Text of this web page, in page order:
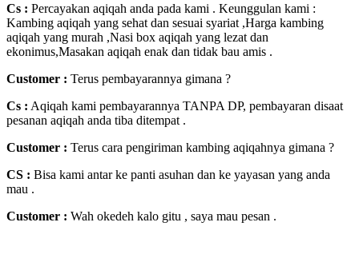
Cs : Percayakan aqiqah anda pada kami . Keunggulan kami :
Kambing aqiqah yang sehat dan sesuai syariat ,Harga kambing
aqiqah yang murah ,Nasi box aqiqah yang lezat dan
ekonimus,Masakan aqiqah enak dan tidak bau amis .
Customer : Terus pembayarannya gimana ?
Cs : Aqiqah kami pembayarannya TANPA DP, pembayaran disaat
pesanan aqiqah anda tiba ditempat .
Customer : Terus cara pengiriman kambing aqiqahnya gimana ?
CS : Bisa kami antar ke panti asuhan dan ke yayasan yang anda
mau .
Customer : Wah okedeh kalo gitu , saya mau pesan .